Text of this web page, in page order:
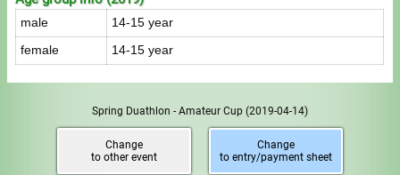
male 14-15 year
female 14-15 year
Spring Duathlon - Amateur Cup (2019-04-14)
Change
to other event
Change
to entry/payment sheet